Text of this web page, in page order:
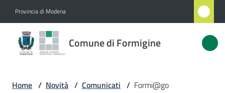
Provincia di Modena
Comune di Formigine
Comune
di
Home / Novità / Comunicati / Formi@go